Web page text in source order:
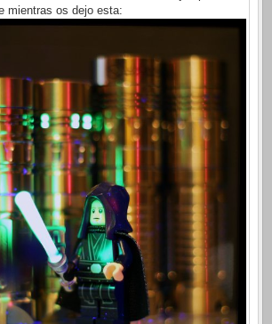
mientras os dejo esta: